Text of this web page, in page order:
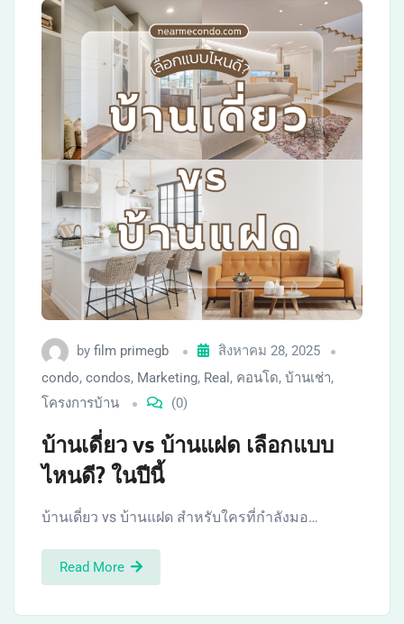
by film primegb
สิงหาคม 28, 2025
condo, condos, Marketing, Real , คอนโด, บ้านเช่า,
โครงการบ้าน
(0)
บ้านเดี่ยว vs บ้านแฝด เลือกแบบ
ไหนดี? ในปีนี้
บ้านเดี่ยว vs บ้านแฝด สำหรับใครที่กำลังมอ…
Read More